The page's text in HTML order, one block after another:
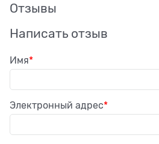
Отзывы
Написать отзыв
Имя
Электронный адрес